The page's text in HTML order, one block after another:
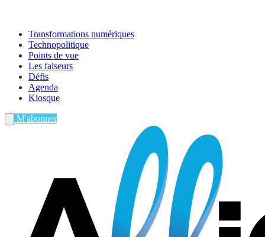
Transformations numériques
Technopolitique
Points de vue
Les faiseurs
Défis
Agenda
Kiosque
M'abonner